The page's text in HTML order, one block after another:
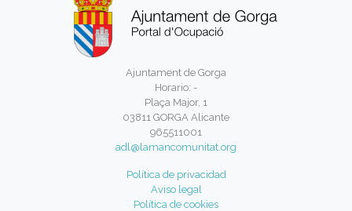
Ajuntament de Gorga
Horario: -
Plaça Major, 1
03811 GORGA Alicante
965511001
adl@lamancomunitat.org
Política de privacidad
Aviso legal
Política de cookies